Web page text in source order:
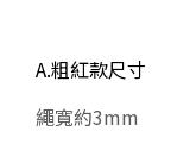
A.粗紅款尺寸
繩寬約3mm